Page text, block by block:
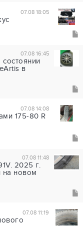
07.08 18:05
07.08 16:45
в
07.08 14:08
175-80 R
07.08 11:48
2025 г.
на новом
07.08 11:19